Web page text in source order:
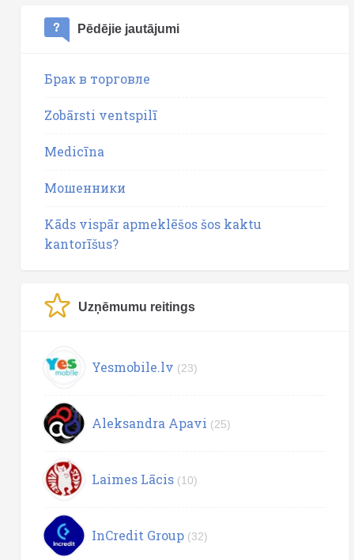
Pēdējie jautājumi
Брак в торговле
Zobārsti ventspilī
Medicīna
Мошенники
Kāds vispār apmeklēšos šos kaktu
kantorīšus?
Uzņēmumu reitings
Yesmobile.lv (23)
Aleksandra Apavi (25)
Laimes Lācis (10)
InCredit Group (32)